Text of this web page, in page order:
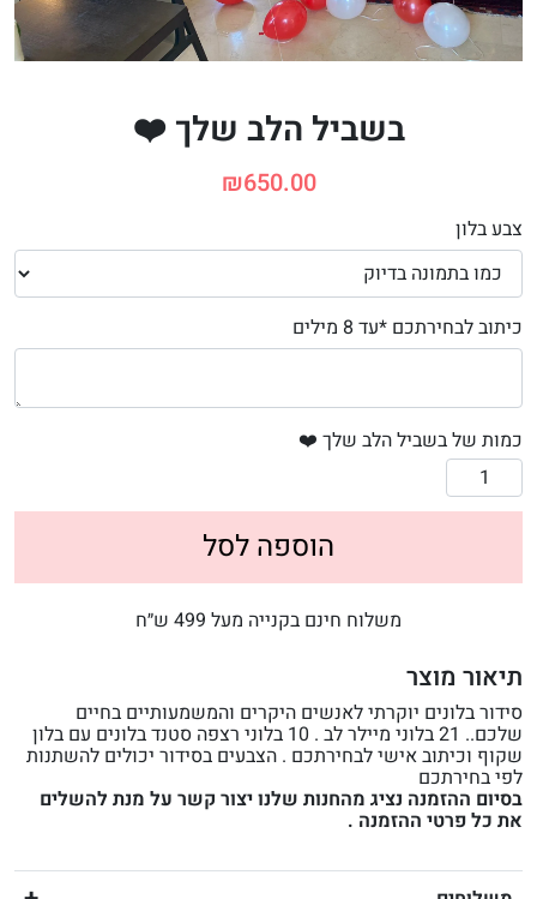
בשביל הלב שלך ❤️
₪650.00
צבע בלון
כיתוב לבחירתכם *עד 8 מילים
כמות של בשביל הלב שלך ❤️
הוספה לסל
משלוח חינם בקנייה מעל 499 ש״ח
תיאור מוצר
סידור בלונים יוקרתי לאנשים היקרים והמשמעותיים בחיים
שלכם.. 21 בלוני מיילר לב . 10 בלוני רצפה סטנד בלונים עם בלון
שקוף וכיתוב אישי לבחירתכם . הצבעים בסידור יכולים להשתנות
לפי בחירתכם
בסיום ההזמנה נציג מהחנות שלנו יצור קשר על מנת להשלים
את כל פרטי ההזמנה .